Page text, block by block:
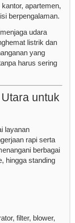
apartemen,
berpengalaman.
udara
listrik dan
yang
harus sering
untuk
layanan
rapi serta
berbagai
hingga standing
filter, blower,